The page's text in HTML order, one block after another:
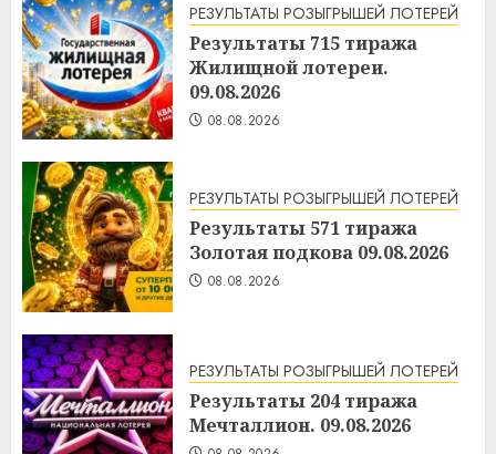
РЕЗУЛЬТАТЫ РОЗЫГРЫШЕЙ ЛОТЕРЕЙ
Результаты 715 тиража
Жилищной лотереи.
09.08.2026
08.08.2026
РЕЗУЛЬТАТЫ РОЗЫГРЫШЕЙ ЛОТЕРЕЙ
Результаты 571 тиража
Золотая подкова 09.08.2026
08.08.2026
РЕЗУЛЬТАТЫ РОЗЫГРЫШЕЙ ЛОТЕРЕЙ
Результаты 204 тиража
Мечталлион. 09.08.2026